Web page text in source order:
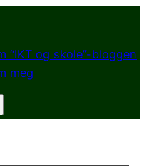
“IKT og skole”-bloggen
meg